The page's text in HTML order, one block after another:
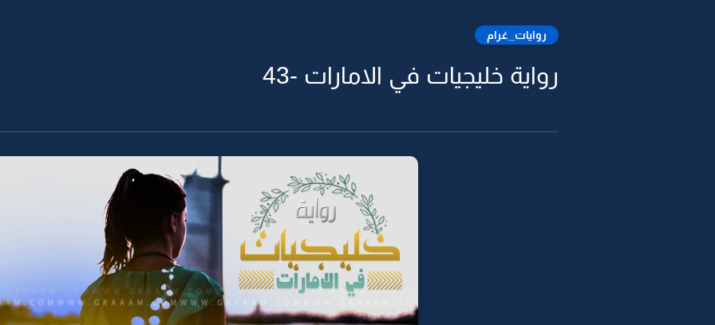
روايات_غرام
رواية خليجيات في الامارات -43